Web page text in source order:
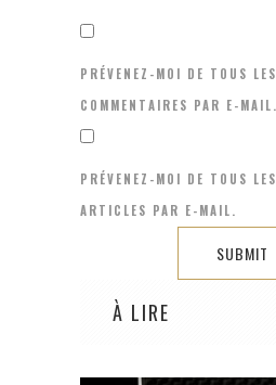
PRÉVENEZ-MOI DE TOUS
COMMENTAIRES PAR E-MAIL.
PRÉVENEZ-MOI DE TOUS
ARTICLES PAR E-MAIL.
À LIRE